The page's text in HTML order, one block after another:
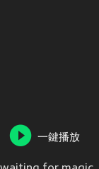
一鍵播放